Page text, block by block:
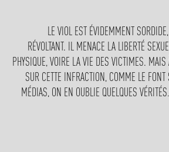
LE VIOL EST ÉVIDEMMENT
RÉVOLTANT. IL MENACE LA LIBERTÉ
PHYSIQUE, VOIRE LA VIE DES VICTIMES. MAIS
SUR CETTE INFRACTION, COMME LE
MÉDIAS, ON EN OUBLIE QUELQUES